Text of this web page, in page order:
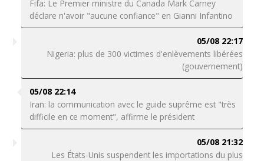
Fifa: Le Premier ministre du Canada Mark Carney
déclare n'avoir "aucune confiance" en Gianni Infantino
05/08 22:17
Nigeria: plus de 300 victimes d'enlèvements libérées
(gouvernement)
05/08 22:14
Iran: la communication avec le guide suprême est "très
difficile en ce moment", affirme le président
05/08 21:32
Les États-Unis suspendent les importations du plus